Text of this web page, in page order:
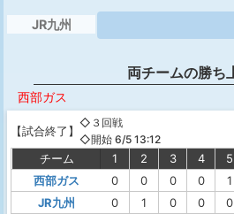
JR九州
両チームの勝ち
西部ガス
【試合終了】
◇３回戦
◇開始 6/5 13:12
チーム 1 2 3 4 5
西部ガス
0 0 0 0 1
JR九州
0 1 0 0 0